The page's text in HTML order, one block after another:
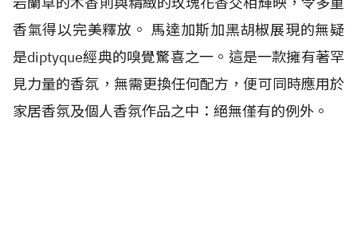
香氣得以完美釋放。 馬達加斯加黑胡椒展現的無疑
是diptyque經典的嗅覺驚喜之一。這是一款擁有著罕
見力量的香氛，無需更換任何配方，便可同時應用於
家居香氛及個人香氛作品之中：絕無僅有的例外。